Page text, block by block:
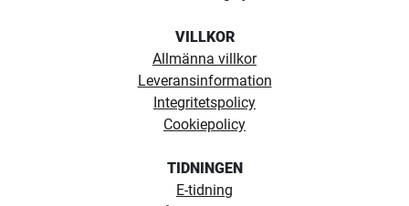
VILLKOR
Allmänna villkor
Leveransinformation
Integritetspolicy
Cookiepolicy
TIDNINGEN
E-tidning